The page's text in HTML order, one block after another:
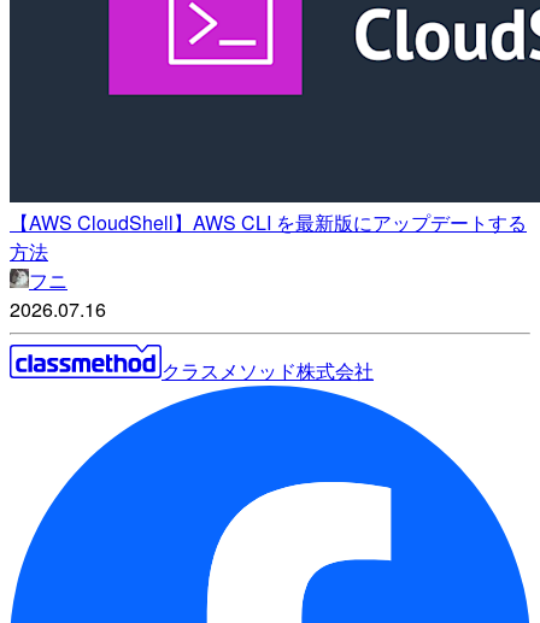
【AWS CloudShell】AWS CLI を最新版にアップデートする
方法
フニ
2026.07.16
クラスメソッド株式会社